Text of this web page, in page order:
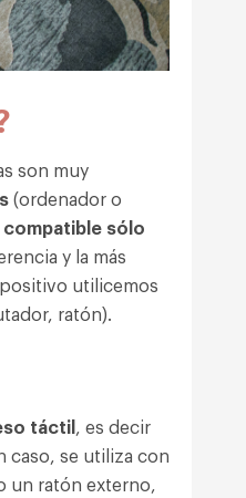
son muy
(ordenador o
sólo
y la más
utilicemos
ratón).
táctil, es decir
caso, se utiliza con
un ratón externo,